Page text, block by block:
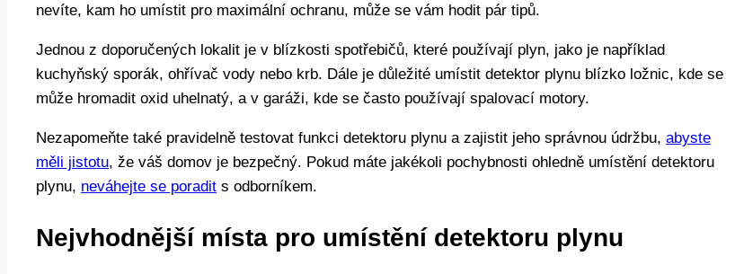
nevíte, kam ho umístit pro maximální ochranu, může se vám hodit pár tipů.
Jednou z doporučených lokalit je v blízkosti spotřebičů, které používají plyn, jako je například
kuchyňský sporák, ohřívač vody nebo krb. Dále je důležité umístit detektor plynu blízko ložnic, kde se
může hromadit oxid uhelnatý, a v garáži, kde se často používají spalovací motory.
Nezapomeňte také pravidelně testovat funkci detektoru plynu a zajistit jeho správnou údržbu, abyste
měli jistotu, že váš domov je bezpečný. Pokud máte jakékoli pochybnosti ohledně umístění detektoru
plynu, neváhejte se poradit s odborníkem.
Nejvhodnější místa pro umístění detektoru plynu